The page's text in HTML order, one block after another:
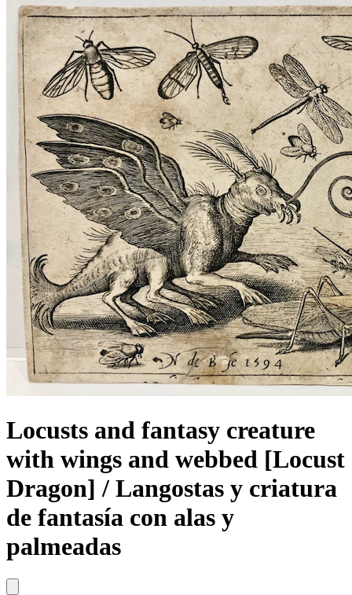
Locusts and fantasy creature
with wings and webbed [Locust
Dragon] / Langostas y criatura
de fantasía con alas y
palmeadas